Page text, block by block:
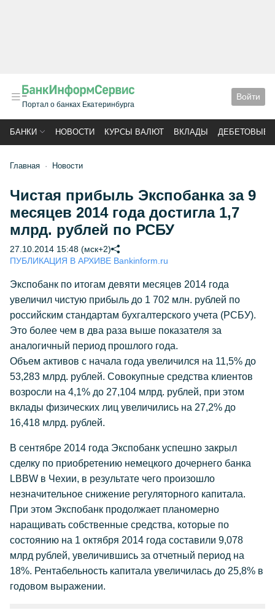
Портал о банках Екатеринбурга
Войти
БАНКИ НОВОСТИ КУРСЫ ВАЛЮТ ВКЛАДЫ ДЕБЕТОВЫЕ
Главная Новости
Чистая прибыль Экспобанка за 9
месяцев 2014 года достигла 1,7
млрд. рублей по РСБУ
27.10.2014 15:48 (мск+2)
ПУБЛИКАЦИЯ В АРХИВЕ Bankinform.ru
Экспобанк по итогам девяти месяцев 2014 года
увеличил чистую прибыль до 1 702 млн. рублей по
российским стандартам бухгалтерского учета (РСБУ).
Это более чем в два раза выше показателя за
аналогичный период прошлого года.
Объем активов с начала года увеличился на 11,5% до
53,283 млрд. рублей. Совокупные средства клиентов
возросли на 4,1% до 27,104 млрд. рублей, при этом
вклады физических лиц увеличились на 27,2% до
16,418 млрд. рублей.
В сентябре 2014 года Экспобанк успешно закрыл
сделку по приобретению немецкого дочернего банка
LBBW в Чехии, в результате чего произошло
незначительное снижение регуляторного капитала.
При этом Экспобанк продолжает планомерно
наращивать собственные средства, которые по
состоянию на 1 октября 2014 года составили 9,078
млрд рублей, увеличившись за отчетный период на
18%. Рентабельность капитала увеличилась до 25,8% в
годовом выражении.